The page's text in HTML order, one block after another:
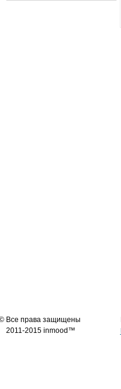
Все права защищены
2011-2015 inmood™